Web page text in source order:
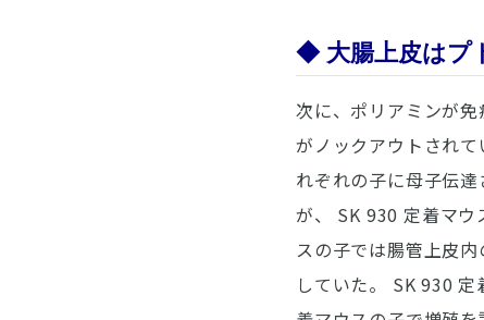
◆ 大腸上皮はプ
次に、ポリアミンが
がノックアウトされ
れぞれの子に母子伝
が、 SK 930 定着マウ
スの子では腸管上皮
していた。 SK 930